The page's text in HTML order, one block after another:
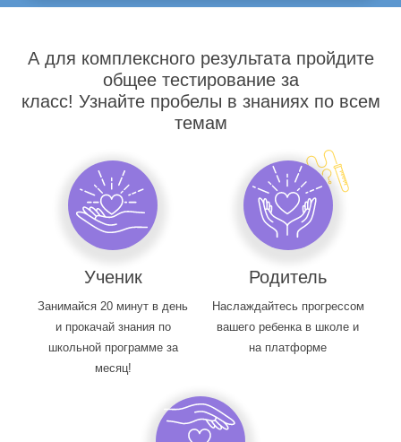
А для комплексного результата пройдите
общее тестирование за
класс! Узнайте пробелы в знаниях по всем
темам
Ученик
Занимайся 20 минут в день
и прокачай знания по
школьной программе за
месяц!
Родитель
Наслаждайтесь прогрессом
вашего ребенка в школе и
на платформе